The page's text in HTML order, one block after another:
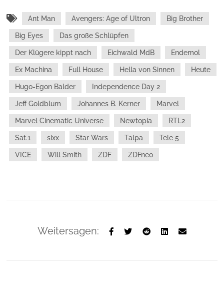
Ant Man Avengers: Age of Ultron Big Brother
Big Eyes Das große Schlüpfen
Der Klügere kippt nach Eichwald MdB Endemol
Ex Machina Full House Hella von Sinnen Heute
Hugo-Egon Balder Independence Day 2
Jeff Goldblum Johannes B. Kerner Marvel
Marvel Cinematic Universe Newtopia RTL2
Sat.1 sixx Star Wars Talpa Tele 5
VICE Will Smith ZDF ZDFneo
Weitersagen: